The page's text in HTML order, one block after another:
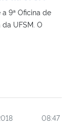
9ª Oficina de
UFSM. O
08:47